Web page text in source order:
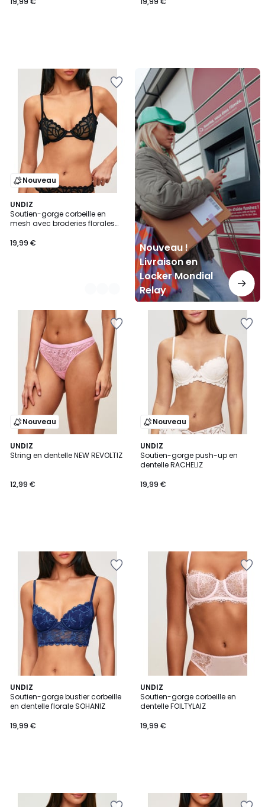
Nouveau
UNDIZ
Soutien-gorge corbeille en
mesh avec broderies florales
19,99 €
2
Couleurs
Nouveau !
Livraison en
Locker Mondial
Relay
Nouveau
Livraison
en
Locker
Mondial
Relay
Nouveau
UNDIZ
String en dentelle NEW REVOLTIZ
12,99 €
Nouveau
UNDIZ
Soutien-gorge push-up en
dentelle RACHELIZ
19,99 €
UNDIZ
Soutien-gorge bustier corbeille
en dentelle florale SOHANIZ
19,99 €
UNDIZ
Soutien-gorge corbeille en
dentelle FOILTYLAIZ
19,99 €